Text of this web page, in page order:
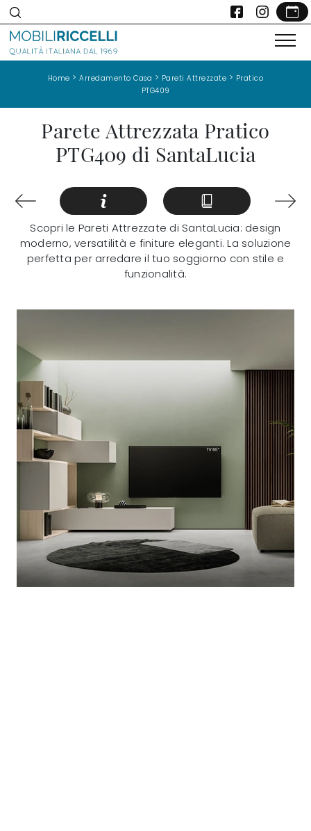
Home >Arredamento Casa > Pareti Attrezzate > Pratico
PTG409
Parete Attrezzata Pratico
PTG409 di SantaLucia
Scopri le Pareti Attrezzate di SantaLucia: design
moderno, versatilità e finiture eleganti. La soluzione
perfetta per arredare il tuo soggiorno con stile e
funzionalità.